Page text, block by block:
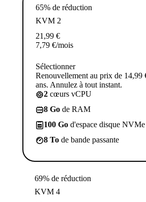
65% de réduction
KVM 2
21,99 €
7,79 €/mois
Sélectionner
Renouvellement au prix de 14,99
ans. Annulez à tout instant.
2 cœurs vCPU
8 Go de RAM
100 Go d'espace disque NVMe
8 To de bande passante
69% de réduction
KVM 4